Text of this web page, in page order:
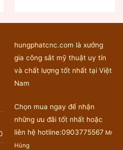
hungphatcnc.com là xưởng
gia công sắt mỹ thuật uy tín
và chất lượng tốt nhất tại Việt
Nam
Chọn mua ngay để nhận
những ưu đãi tốt nhất hoặc
liên hệ hotline:0903775567 Mr
Hùng